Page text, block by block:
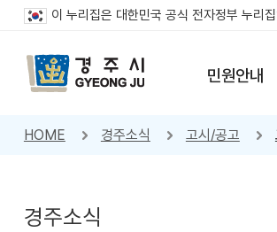
이 누리집은 대한민국 공식 전자정부 누리
민원안내
HOME 경주소식 고시/공고
경주소식